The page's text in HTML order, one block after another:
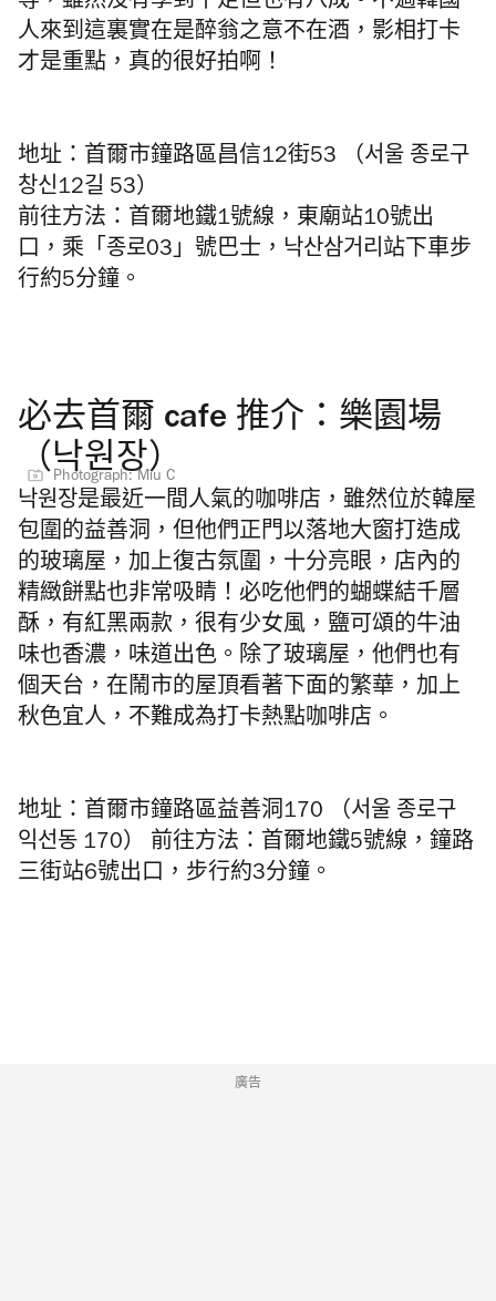
人來到這裏實在是醉翁之意不在酒，影相打卡
才是重點，真的很好拍啊！
地址：首爾市鐘路區昌信12街53 （서울 종로구
창신12길 53）
前往方法：首爾地鐵1號線，東廟站10號出
口，乘「종로03」號巴士，낙산삼거리站下車步
行約5分鐘。
必去首爾 cafe 推介：樂園場
（낙원장）
Photograph: Miu C
낙원장是最近一間人氣的咖啡店，雖然位於韓屋
包圍的益善洞，但他們正門以落地大窗打造成
的玻璃屋，加上復古氛圍，十分亮眼，店內的
精緻餅點也非常吸睛！必吃他們的蝴蝶結千層
酥，有紅黑兩款，很有少女風，鹽可頌的牛油
味也香濃，味道出色。除了玻璃屋，他們也有
個天台，在鬧市的屋頂看著下面的繁華，加上
秋色宜人，不難成為打卡熱點咖啡店。
地址：首爾市鐘路區益善洞170 （서울 종로구
익선동 170） 前往方法：首爾地鐵5號線，鐘路
三街站6號出口，步行約3分鐘。
廣告